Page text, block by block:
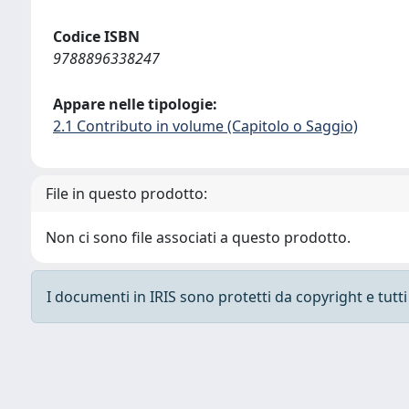
Codice ISBN
9788896338247
Appare nelle tipologie:
2.1 Contributo in volume (Capitolo o Saggio)
File in questo prodotto:
Non ci sono file associati a questo prodotto.
I documenti in IRIS sono protetti da copyright e